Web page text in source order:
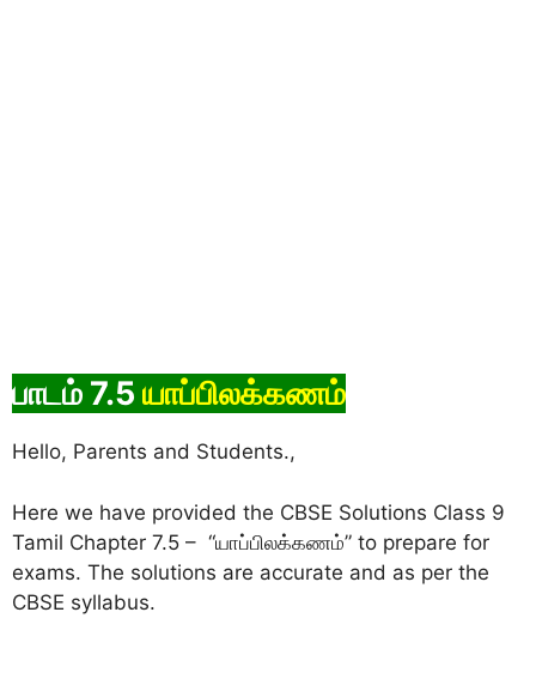
பாடம் 7.5 யாப்பிலக்கணம்
Hello, Parents and Students.,
Here we have provided the CBSE Solutions Class 9
Tamil Chapter 7.5 – “யாப்பிலக்கணம்” to prepare for
exams. The solutions are accurate and as per the
CBSE syllabus.